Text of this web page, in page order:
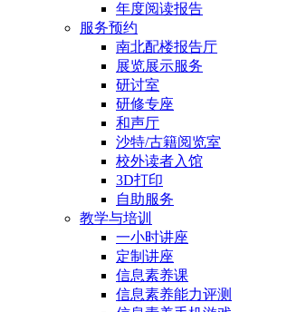
年度阅读报告
服务预约
南北配楼报告厅
展览展示服务
研讨室
研修专座
和声厅
沙特/古籍阅览室
校外读者入馆
3D打印
自助服务
教学与培训
一小时讲座
定制讲座
信息素养课
信息素养能力评测